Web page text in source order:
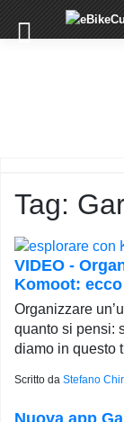
×
STAFF
DI
EBIKECULT
CONTATTI
PRIVACY
POLICY
Tag:
VIDEO -
Komoot:
Organizzare
quanto si pensi:
diamo in questo
Scritto da Stefano
Nuova app